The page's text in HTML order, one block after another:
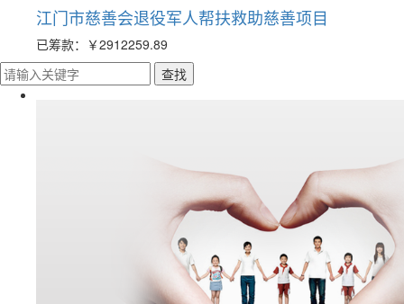
江门市慈善会退役军人帮扶救助慈善项目
已筹款： ￥2912259.89